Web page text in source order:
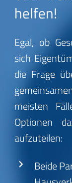
helfen!
Egal, ob
sich
die Frage
meisten
Optionen
aufzuteilen:
Beide